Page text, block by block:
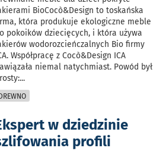
BioCocò&Design to toskańska
która produkuje ekologiczne meble
pokoików dziecięcych, i która używa
wodorozcieńczalnych Bio firmy
Współpracę z Cocò&Design ICA
niemal natychmiast. Powód był
...
DREWNO
w dziedzinie
profili